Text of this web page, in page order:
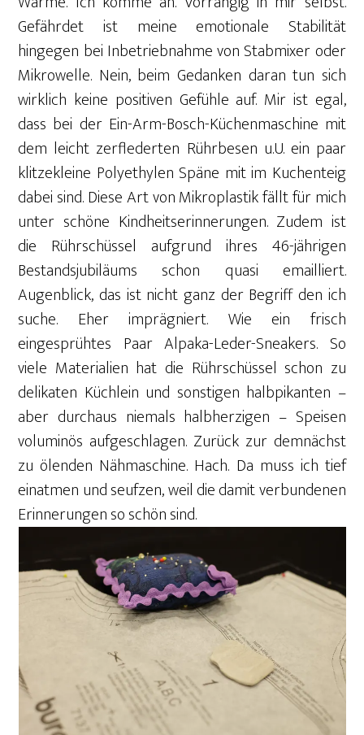
Gefährdet ist meine emotionale Stabilität
hingegen bei Inbetriebnahme von Stabmixer oder
Mikrowelle. Nein, beim Gedanken daran tun sich
wirklich keine positiven Gefühle auf. Mir ist egal,
dass bei der Ein-Arm-Bosch-Küchenmaschine mit
dem leicht zerflederten Rührbesen u.U. ein paar
klitzekleine Polyethylen Späne mit im Kuchenteig
dabei sind. Diese Art von Mikroplastik fällt für mich
unter schöne Kindheitserinnerungen. Zudem ist
die Rührschüssel aufgrund ihres 46-jährigen
Bestandsjubiläums schon quasi emailliert.
Augenblick, das ist nicht ganz der Begriff den ich
suche. Eher imprägniert. Wie ein frisch
eingesprühtes Paar Alpaka-Leder-Sneakers. So
viele Materialien hat die Rührschüssel schon zu
delikaten Küchlein und sonstigen halbpikanten –
aber durchaus niemals halbherzigen – Speisen
voluminös aufgeschlagen. Zurück zur demnächst
zu ölenden Nähmaschine. Hach. Da muss ich tief
einatmen und seufzen, weil die damit verbundenen
Erinnerungen so schön sind.